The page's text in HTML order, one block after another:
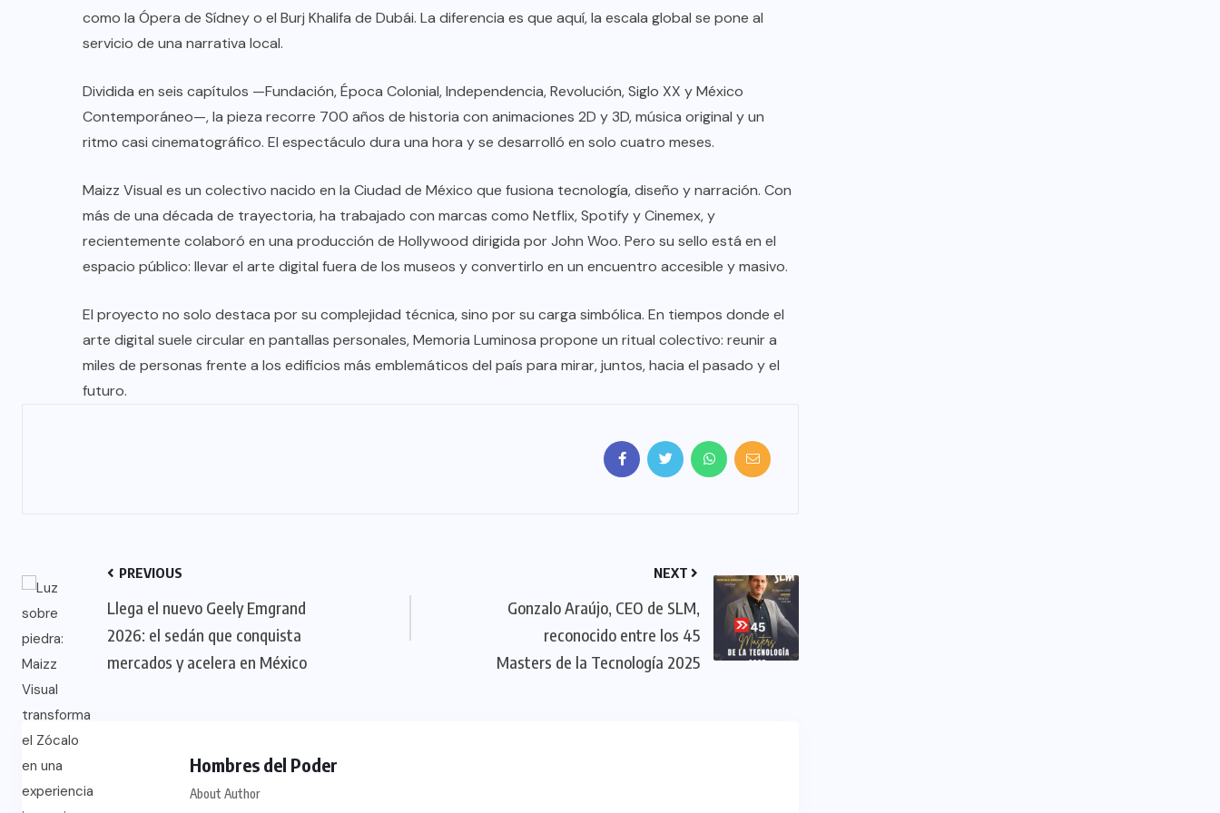
como la Ópera de Sídney o el Burj Khalifa de Dubái. La diferencia es que aquí, la escala global se pone al
servicio de una narrativa local.
Dividida en seis capítulos —Fundación, Época Colonial, Independencia, Revolución, Siglo XX y México
Contemporáneo—, la pieza recorre 700 años de historia con animaciones 2D y 3D, música original y un
ritmo casi cinematográfico. El espectáculo dura una hora y se desarrolló en solo cuatro meses.
Maizz Visual es un colectivo nacido en la Ciudad de México que fusiona tecnología, diseño y narración. Con
más de una década de trayectoria, ha trabajado con marcas como Netflix, Spotify y Cinemex, y
recientemente colaboró en una producción de Hollywood dirigida por John Woo. Pero su sello está en el
espacio público: llevar el arte digital fuera de los museos y convertirlo en un encuentro accesible y masivo.
El proyecto no solo destaca por su complejidad técnica, sino por su carga simbólica. En tiempos donde el
arte digital suele circular en pantallas personales, Memoria Luminosa propone un ritual colectivo: reunir a
miles de personas frente a los edificios más emblemáticos del país para mirar, juntos, hacia el pasado y el
futuro.
PREVIOUS
Llega el nuevo Geely Emgrand
2026: el sedán que conquista
mercados y acelera en México
NEXT
Gonzalo Araújo, CEO de SLM,
reconocido entre los 45
Masters de la Tecnología 2025
Hombres del Poder
About Author